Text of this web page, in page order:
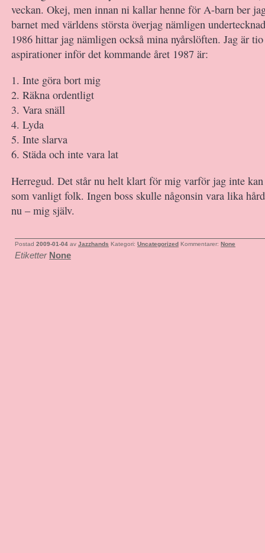
veckan. Okej, men innan ni kallar henne för A-barn ber
barnet med världens största överjag nämligen
1986 hittar jag nämligen också mina nyårslöften. Jag är
aspirationer inför det kommande året 1987 är:
1. Inte göra bort mig
2. Räkna ordentligt
3. Vara snäll
4. Lyda
5. Inte slarva
6. Städa och inte vara lat
Herregud. Det står nu helt klart för mig varför jag inte
som vanligt folk. Ingen boss skulle någonsin vara lika
nu – mig själv.
Postad 2009-01-04 av Jazzhands Kategori: Uncategorized Kommentarer: None
Etiketter None